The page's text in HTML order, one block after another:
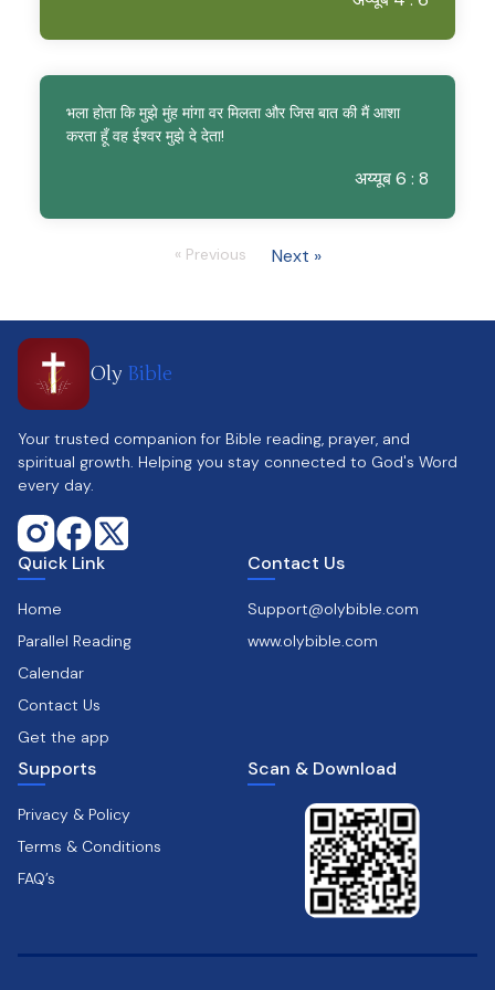
भला होता कि मुझे मुंह मांगा वर मिलता और जिस बात की मैं आशा
करता हूँ वह ईश्वर मुझे दे देता!
अय्यूब 6 : 8
« Previous Next »
Oly Bible
Your trusted companion for Bible reading, prayer, and
spiritual growth. Helping you stay connected to God's Word
every day.
Quick Link
Home
Parallel Reading
Calendar
Contact Us
Get the app
Contact Us
Support@olybible.com
www.olybible.com
Supports
Privacy & Policy
Terms & Conditions
FAQ’s
Scan & Download